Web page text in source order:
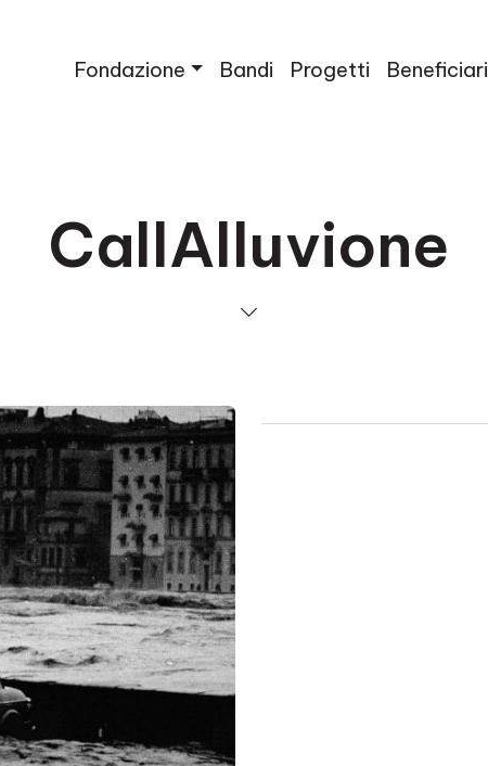
Fondazione Bandi Progetti Beneficiari
CallAlluvione